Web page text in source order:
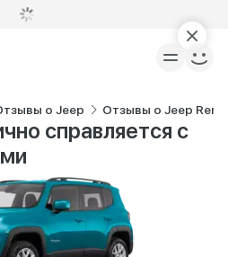
о Jeep Отзывы о Jeep
справляется с